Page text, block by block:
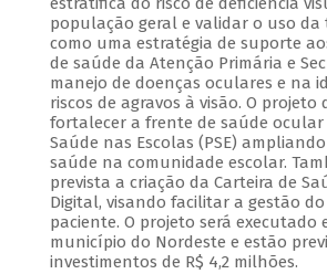
população geral e validar o uso da
como uma estratégia de suporte
de saúde da Atenção Primária e
manejo de doenças oculares e na
riscos de agravos à visão. O projeto
fortalecer a frente de saúde ocular
Saúde nas Escolas (PSE)
saúde na comunidade escolar.
prevista a criação da Carteira de
Digital, visando facilitar a gestão
paciente. O projeto será executado
município do Nordeste e estão
investimentos de R$ 4,2 milhões.